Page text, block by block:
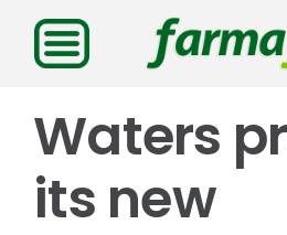
Saltar
contenido
Waters
its new